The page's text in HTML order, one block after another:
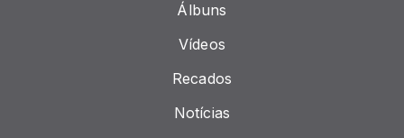
Álbuns
Vídeos
Recados
Notícias